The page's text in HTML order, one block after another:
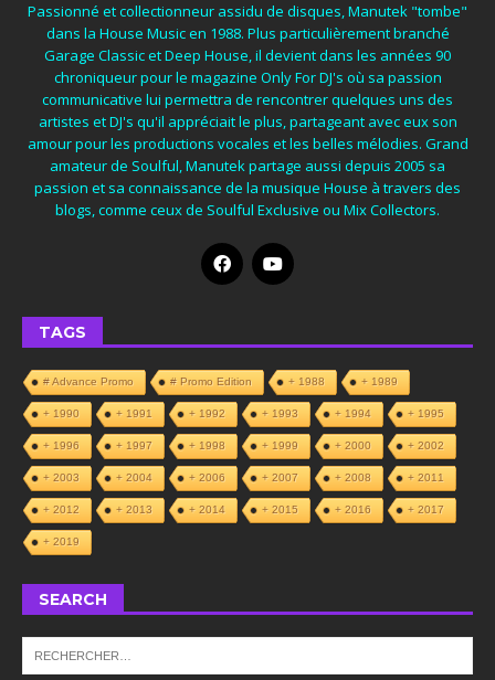
Passionné et collectionneur assidu de disques, Manutek "tombe"
dans la House Music en 1988. Plus particulièrement branché
Garage Classic et Deep House, il devient dans les années 90
chroniqueur pour le magazine Only For DJ's où sa passion
communicative lui permettra de rencontrer quelques uns des
artistes et DJ's qu'il appréciait le plus, partageant avec eux son
amour pour les productions vocales et les belles mélodies. Grand
amateur de Soulful, Manutek partage aussi depuis 2005 sa
passion et sa connaissance de la musique House à travers des
blogs, comme ceux de Soulful Exclusive ou Mix Collectors.
TAGS
# Advance Promo # Promo Edition + 1988 + 1989
+ 1990 + 1991 + 1992 + 1993 + 1994 + 1995
+ 1996 + 1997 + 1998 + 1999 + 2000 + 2002
+ 2003 + 2004 + 2006 + 2007 + 2008 + 2011
+ 2012 + 2013 + 2014 + 2015 + 2016 + 2017
+ 2019
SEARCH